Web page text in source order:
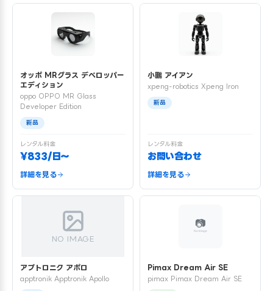
オッポ MRグラス デベロッパー
エディション
oppo OPPO MR Glass
Developer Edition
新品
レンタル料金
¥833/日〜
詳細を見る
小鵬 アイアン
xpeng-robotics Xpeng Iron
新品
レンタル料金
お問い合わせ
詳細を見る
NO IMAGE
アプトロニク アポロ
apptronik Apptronik Apollo
Pimax Dream Air SE
pimax Pimax Dream Air SE